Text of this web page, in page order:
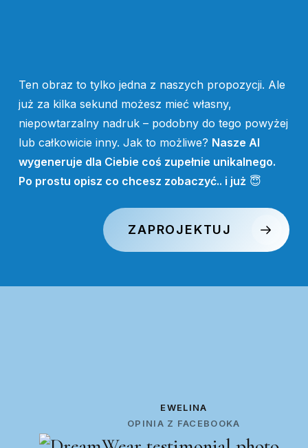
Ten obraz to tylko jedna z naszych propozycji. Ale
już za kilka sekund możesz mieć własny,
niepowtarzalny nadruk – podobny do tego powyżej
lub całkowicie inny. Jak to możliwe? Nasze AI
wygeneruje dla Ciebie coś zupełnie unikalnego.
Po prostu opisz co chcesz zobaczyć.. i już 😇
ZAPROJEKTUJ
EWELINA
OPINIA Z FACEBOOKA